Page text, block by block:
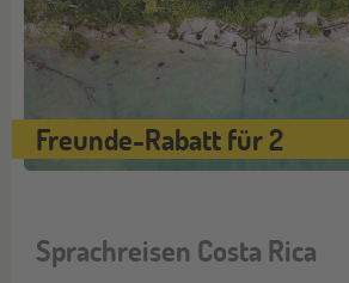
Freunde-Rabatt für 2
Sprachreisen Costa Rica